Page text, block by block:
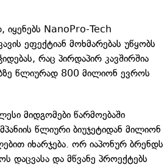
იყენებს NanoPro-Tech
ეფექტიან მოხმარებას უწყობს
რაც პირდაპირ კავშირშია
წლიურად 800 მილიონ ევროს
მიდგომები წარმოებაში
წლიური ბიუჯეტიდან მილიონ
იხარჯება. ორ იაპონურ ბრენდს
დაცვასა და მწვანე პროექტებს